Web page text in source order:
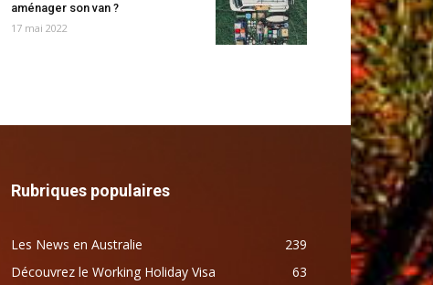
aménager son van ?
17 mai 2022
Rubriques populaires
Les News en Australie
239
Découvrez le Working Holiday Visa
63